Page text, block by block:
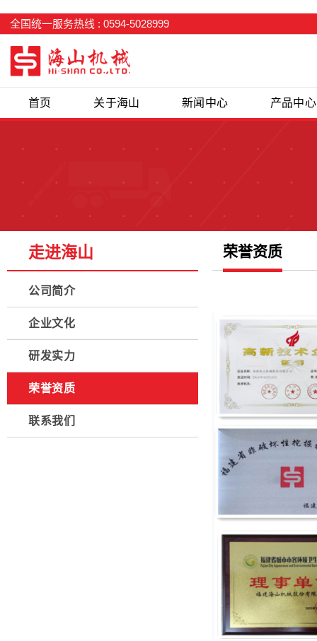
全国统一服务热线 : 0594-5028999
首页 关于海山 新闻中心 产品中心
走进海山
公司简介
企业文化
研发实力
荣誉资质
联系我们
荣誉资质